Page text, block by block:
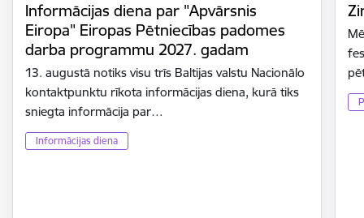
Informācijas diena par "Apvārsnis
Eiropa" Eiropas Pētniecības padomes
darba programmu 2027. gadam
13. augustā notiks visu trīs Baltijas valstu Nacionālo
kontaktpunktu rīkota informācijas diena, kurā tiks
sniegta informācija par…
Informācijas diena